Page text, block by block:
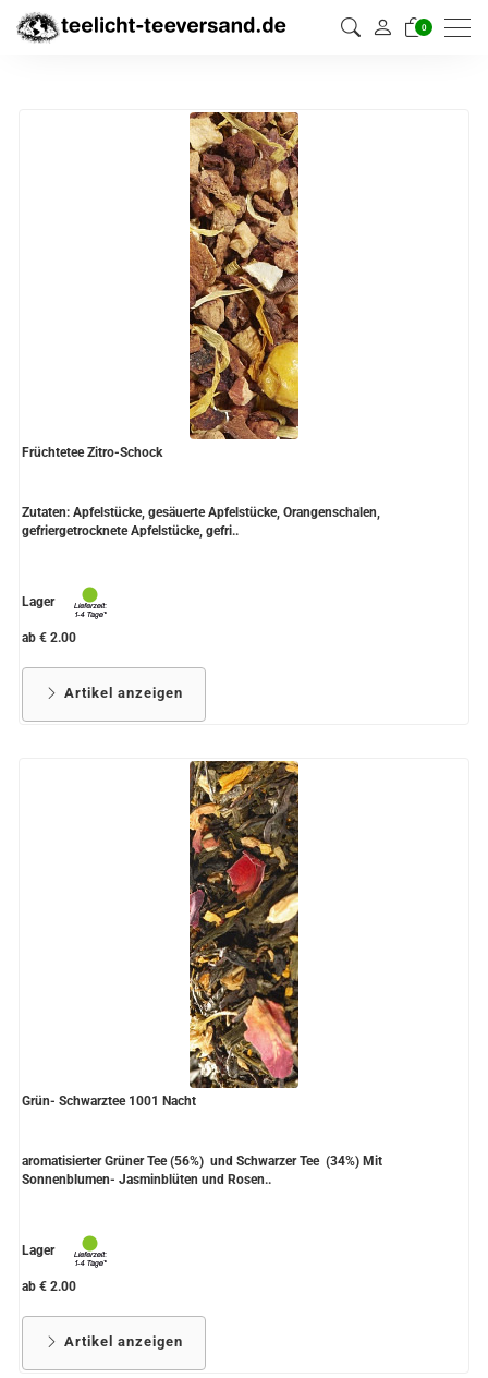
0
Früchtetee Zitro-Schock
Zutaten: Apfelstücke, gesäuerte Apfelstücke, Orangenschalen,
gefriergetrocknete Apfelstücke, gefri..
Lager
ab € 2.00
Artikel anzeigen
Grün- Schwarztee 1001 Nacht
aromatisierter Grüner Tee (56%) und Schwarzer Tee (34%) Mit
Sonnenblumen- Jasminblüten und Rosen..
Lager
ab € 2.00
Artikel anzeigen